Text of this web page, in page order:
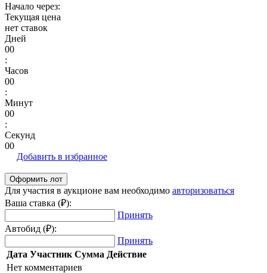
Начало через:
Текущая цена
нет ставок
Дней
00
:
Часов
00
:
Минут
00
:
Секунд
00
Добавить в избранное
Для участия в аукционе вам необходимо авторизоваться
Ваша ставка (₽):
Принять
Автобид (₽):
Принять
Дата Участник Сумма Действие
Нет комментариев